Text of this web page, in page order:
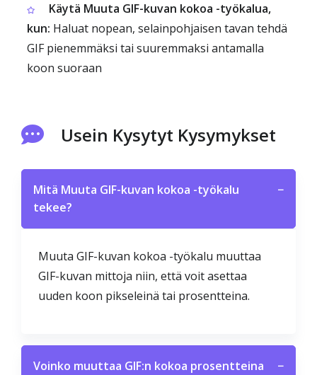
Käytä Muuta GIF-kuvan kokoa -työkalua,
kun: Haluat nopean, selainpohjaisen tavan tehdä
GIF pienemmäksi tai suuremmaksi antamalla
koon suoraan
Usein Kysytyt Kysymykset
Mitä Muuta GIF-kuvan kokoa -työkalu
tekee?
−
Muuta GIF-kuvan kokoa -työkalu muuttaa
GIF-kuvan mittoja niin, että voit asettaa
uuden koon pikseleinä tai prosentteina.
Voinko muuttaa GIF:n kokoa prosentteina
−